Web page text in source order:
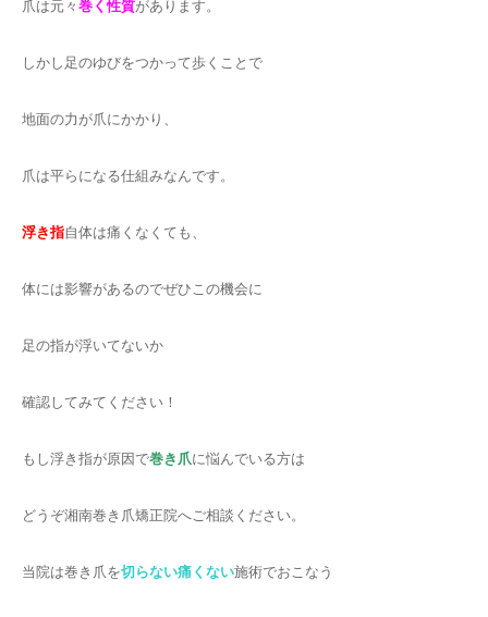
爪は元々 巻く性質があります。
しかし足のゆびをつかって歩くことで
地面の力が爪にかかり、
爪は平らになる仕組みなんです。
浮き指自体は痛くなくても、
体には影響があるのでぜひこの機会に
足の指が浮いてないか
確認してみてください！
もし浮き指が原因で巻き爪に悩んでいる方は
どうぞ湘南巻き爪矯正院へご相談ください。
当院は巻き爪を切らない痛くない施術でおこなう